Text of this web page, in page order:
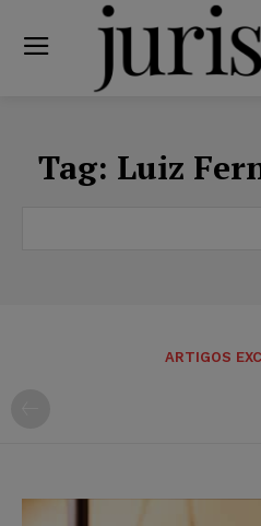
Tag: Luiz
ARTIGOS